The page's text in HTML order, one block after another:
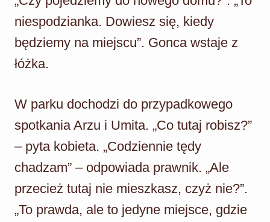
niespodzianka. Dowiesz się, kiedy
będziemy na miejscu”. Gonca wstaje z
łóżka.
W parku dochodzi do przypadkowego
spotkania Arzu i Umita. „Co tutaj robisz?”
– pyta kobieta. „Codziennie tędy
chadzam” – odpowiada prawnik. „Ale
przecież tutaj nie mieszkasz, czyż nie?”.
„To prawda, ale to jedyne miejsce, gdzie